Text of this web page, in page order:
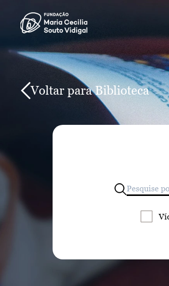
Voltar para Biblioteca